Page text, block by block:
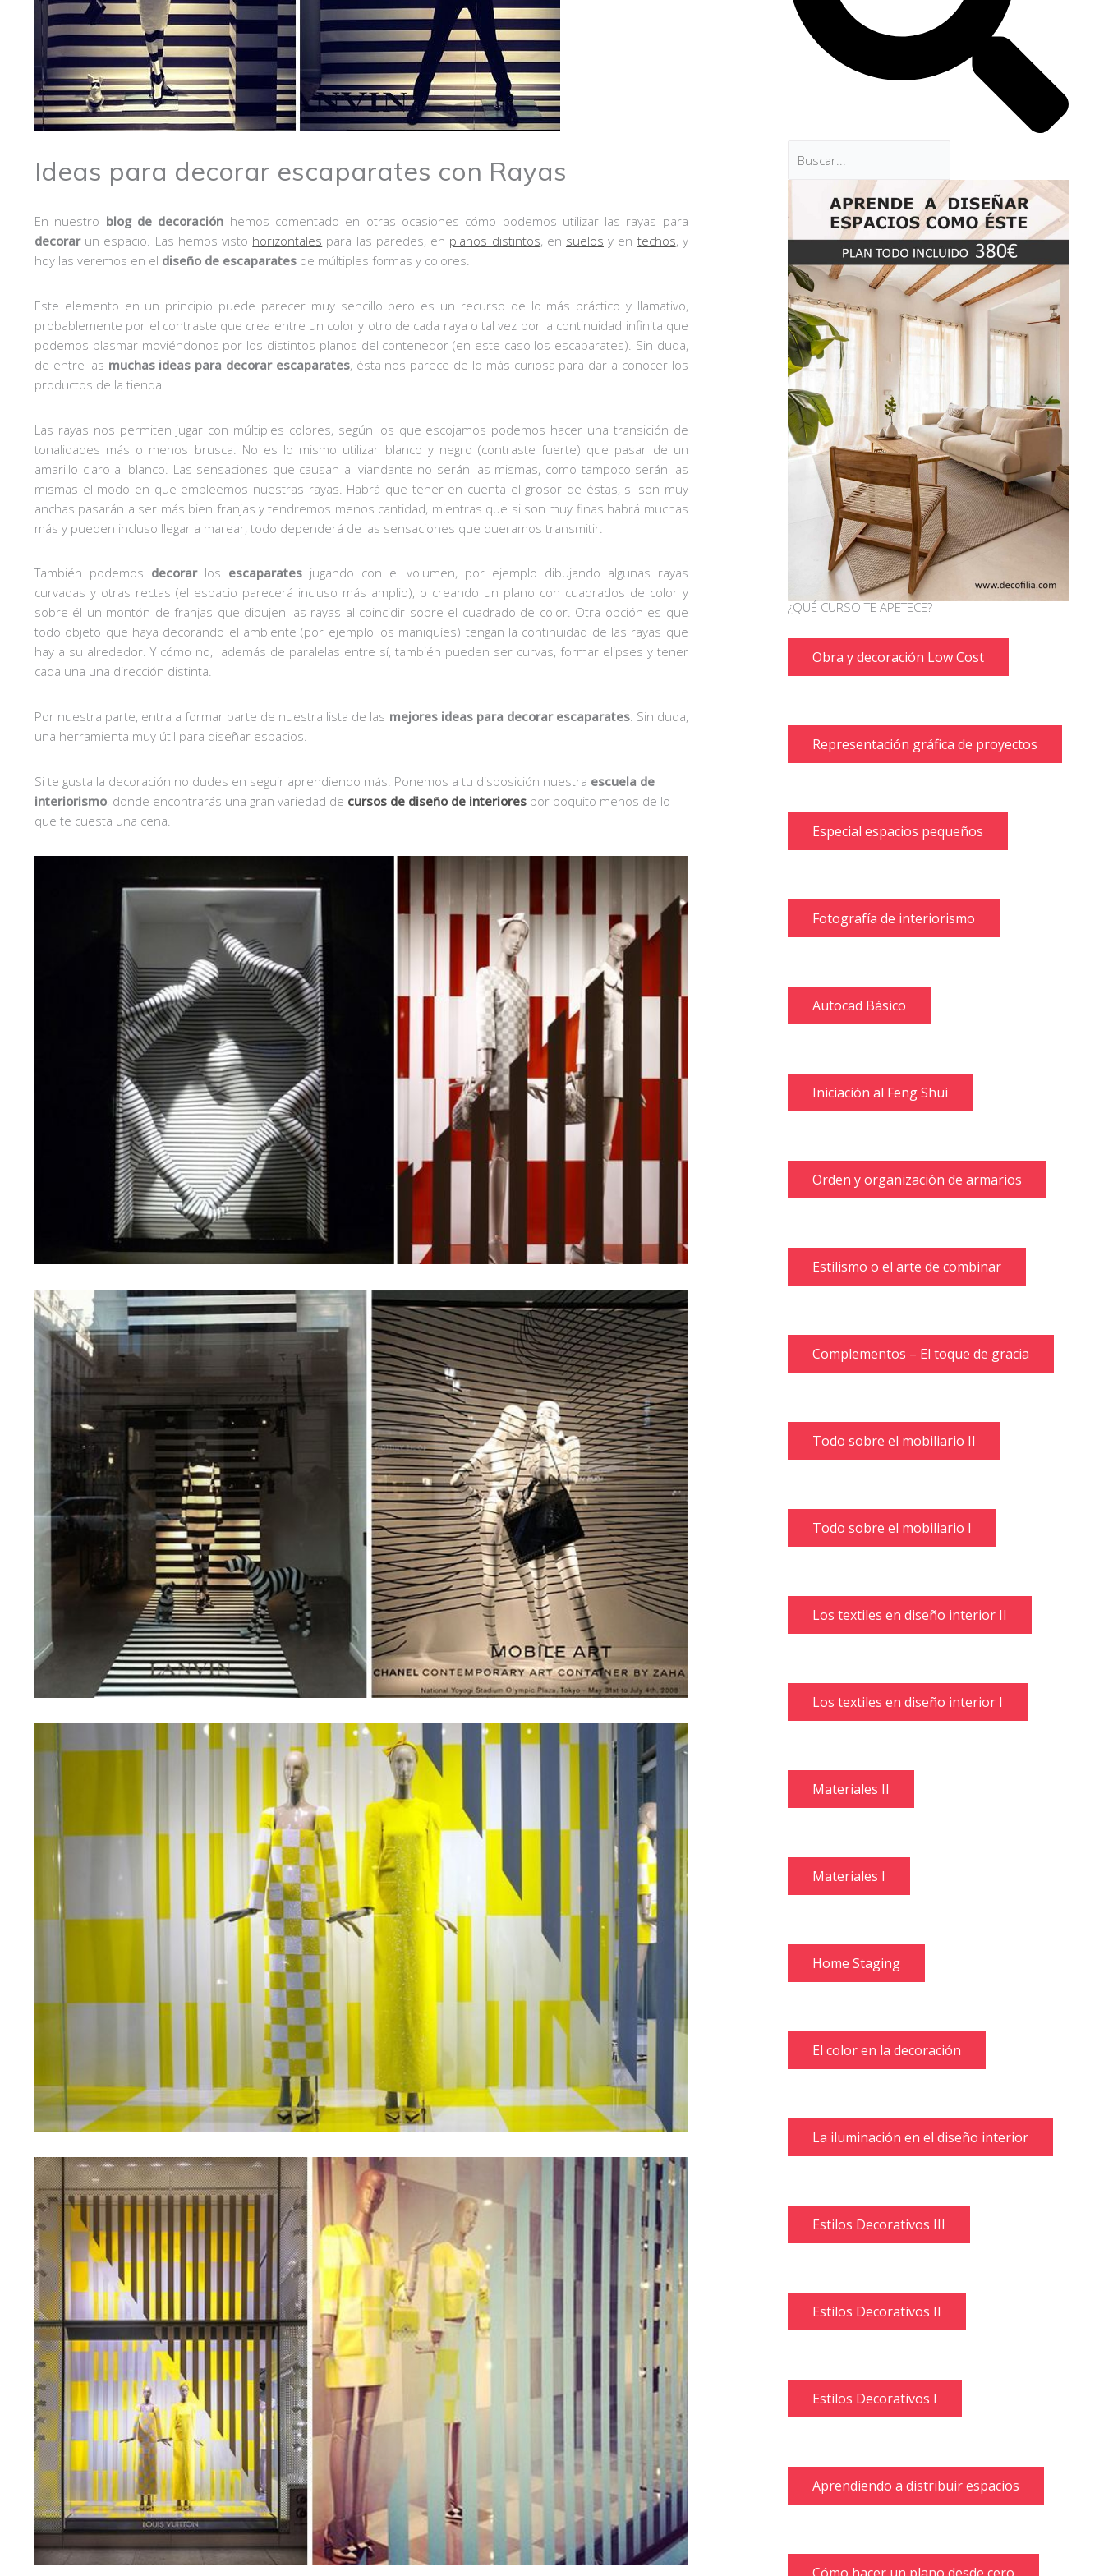
Ideas para decorar escaparates con Rayas
En nuestro blog de decoración hemos comentado en otras ocasiones cómo podemos utilizar las rayas para
decorarun espacio. Las hemos visto horizontales para las paredes, en planos distintos, en suelos y en techos, y
hoy las veremos en el diseño de escaparates de múltiples formas y colores.
Este elemento en un principio puede parecer muy sencillo pero es un recurso de lo más práctico y llamativo,
probablemente por el contraste que crea entre un color y otro de cada raya o tal vez por la continuidad infinita que
podemos plasmar moviéndonos por los distintos planos del contenedor (en este caso los escaparates). Sin duda,
de entre las muchas ideas para decorar escaparates, ésta nos parece de lo más curiosa para dar a conocer los
productos de la tienda.
Las rayas nos permiten jugar con múltiples colores, según los que escojamos podemos hacer una transición de
tonalidades más o menos brusca. No es lo mismo utilizar blanco y negro (contraste fuerte) que pasar de un
amarillo claro al blanco. Las sensaciones que causan al viandante no serán las mismas, como tampoco serán las
mismas el modo en que empleemos nuestras rayas. Habrá que tener en cuenta el grosor de éstas, si son muy
anchas pasarán a ser más bien franjas y tendremos menos cantidad, mientras que si son muy finas habrá muchas
más y pueden incluso llegar a marear, todo dependerá de las sensaciones que queramos transmitir.
También podemos decorar los escaparatesjugando con el volumen, por ejemplo dibujando algunas rayas
curvadas y otras rectas (el espacio parecerá incluso más amplio), o creando un plano con cuadrados de color y
sobre él un montón de franjas que dibujen las rayas al coincidir sobre el cuadrado de color. Otra opción es que
todo objeto que haya decorando el ambiente (por ejemplo los maniquíes) tengan la continuidad de las rayas que
hay a su alrededor. Y cómo no, además de paralelas entre sí, también pueden ser curvas, formar elipses y tener
cada una una dirección distinta.
Por nuestra parte, entra a formar parte de nuestra lista de las mejores ideas para decorar escaparates. Sin duda,
una herramienta muy útil para diseñar espacios.
Si te gusta la decoración no dudes en seguir aprendiendo más. Ponemos a tu disposición nuestra escuela de
interiorismo, donde encontrarás una gran variedad de cursos de diseño de interiores por poquito menos de lo
que te cuesta una cena.
¿QUÉ CURSO TE APETECE?
Obra y decoración Low Cost
Representación gráfica de proyectos
Especial espacios pequeños
Fotografía de interiorismo
Autocad Básico
Iniciación al Feng Shui
Orden y organización de armarios
Estilismo o el arte de combinar
Complementos – El toque de gracia
Todo sobre el mobiliario II
Todo sobre el mobiliario I
Los textiles en diseño interior II
Los textiles en diseño interior I
Materiales II
Materiales I
Home Staging
El color en la decoración
La iluminación en el diseño interior
Estilos Decorativos III
Estilos Decorativos II
Estilos Decorativos I
Aprendiendo a distribuir espacios